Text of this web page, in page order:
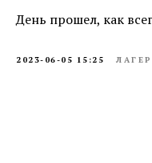
День прошел, как
2023-06-05 15:25